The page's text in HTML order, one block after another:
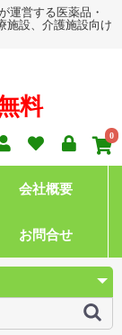
運営する医薬品・
施設、介護施設向け
料
0
会社概要
お問合せ